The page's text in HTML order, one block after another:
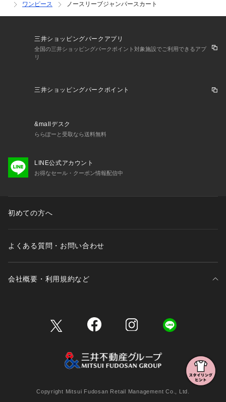
ワンピース
ノースリーブジャンパースカート
三井ショッピングパークアプリ
全国の三井ショッピングパークポイント対象施設でご利用できるアプ
リ
三井ショッピングパークポイント
&mallデスク
ららぽーと受取なら送料無料
LINE公式アカウント
お得なセール・クーポン情報配信中
初めての方へ
よくある質問・お問い合わせ
会社概要・利用規約など
Copyright Mitsui Fudosan Retail Management Co., Ltd.